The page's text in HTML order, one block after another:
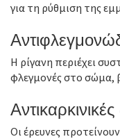
για τη ρύθμιση της
Η ρίγανη περιέχει
φλεγμονές στο σώμα,
Οι έρευνες